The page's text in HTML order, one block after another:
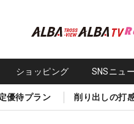
ショッピング SNSニュ
優待プラン 削り出しの打